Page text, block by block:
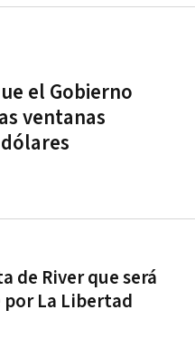
el Gobierno
ventanas
de River que será
La Libertad